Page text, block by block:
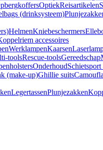
OptiekReisartikelen
(drinksysteem)
HelmenKniebeschermers
accessoires
WerklampenKaarsen
toolsRescue-toolsGereedschap
OnderhoudSchietsport
(make-up)Ghillie suits
LegertassenPlunjezakken